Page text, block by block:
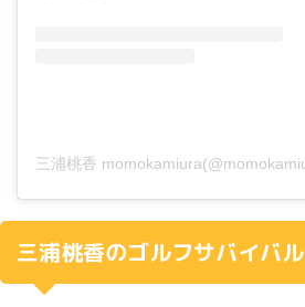
三浦桃香のゴルフサバイバル